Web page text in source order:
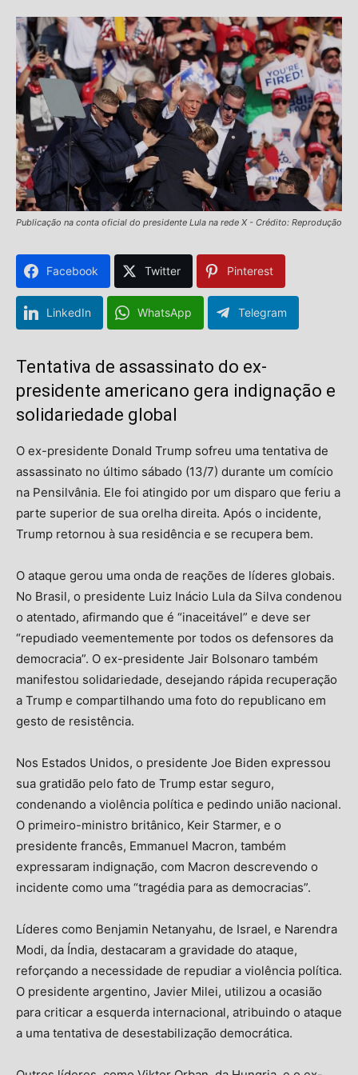
Publicação na conta oficial do presidente Lula na rede X - Crédito: Reprodução
Facebook Twitter Pinterest
LinkedIn WhatsApp Telegram
Tentativa de assassinato do ex-
presidente americano gera indignação e
solidariedade global
O ex-presidente Donald Trump sofreu uma tentativa de
assassinato no último sábado (13/7) durante um comício
na Pensilvânia. Ele foi atingido por um disparo que feriu a
parte superior de sua orelha direita. Após o incidente,
Trump retornou à sua residência e se recupera bem.
O ataque gerou uma onda de reações de líderes globais.
No Brasil, o presidente Luiz Inácio Lula da Silva condenou
o atentado, afirmando que é “inaceitável” e deve ser
“repudiado veementemente por todos os defensores da
democracia”. O ex-presidente Jair Bolsonaro também
manifestou solidariedade, desejando rápida recuperação
a Trump e compartilhando uma foto do republicano em
gesto de resistência.
Nos Estados Unidos, o presidente Joe Biden expressou
sua gratidão pelo fato de Trump estar seguro,
condenando a violência política e pedindo união nacional.
O primeiro-ministro britânico, Keir Starmer, e o
presidente francês, Emmanuel Macron, também
expressaram indignação, com Macron descrevendo o
incidente como uma “tragédia para as democracias”.
Líderes como Benjamin Netanyahu, de Israel, e Narendra
Modi, da Índia, destacaram a gravidade do ataque,
reforçando a necessidade de repudiar a violência política.
O presidente argentino, Javier Milei, utilizou a ocasião
para criticar a esquerda internacional, atribuindo o ataque
a uma tentativa de desestabilização democrática.